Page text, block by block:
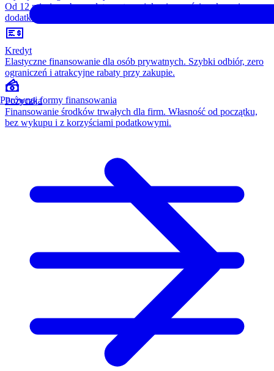
Od 12 miesięcy, bez opłaty wstępnej, konieczności wykupu i
dodatkowych kosztów. Wszystko w cenie raty.
Kredyt
Elastyczne finansowanie dla osób prywatnych. Szybki odbiór, zero
ograniczeń i atrakcyjne rabaty przy zakupie.
Pożyczka
Finansowanie środków trwałych dla firm. Własność od początku,
bez wykupu i z korzyściami podatkowymi.
Porównaj formy finansowania